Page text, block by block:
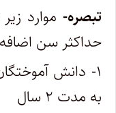
تبصره- موارد
حداکثر سن
۱- دانش
به مدت ۲ سال